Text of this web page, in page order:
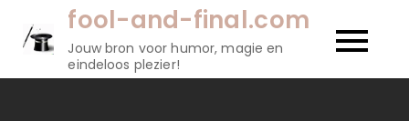
fool-and-final.com
Jouw bron voor humor, magie en
eindeloos plezier!